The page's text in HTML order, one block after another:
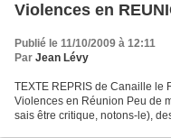
Violences en
Publié le 11/10/2009 à 12:11
Par Jean Lévy
TEXTE REPRIS de Canaille le
Violences en Réunion Peu de
sais être critique, notons-le),